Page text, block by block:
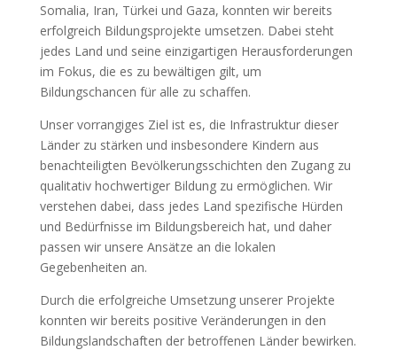
Somalia, Iran, Türkei und Gaza, konnten wir bereits
erfolgreich Bildungsprojekte umsetzen. Dabei steht
jedes Land und seine einzigartigen Herausforderungen
im Fokus, die es zu bewältigen gilt, um
Bildungschancen für alle zu schaffen.
Unser vorrangiges Ziel ist es, die Infrastruktur dieser
Länder zu stärken und insbesondere Kindern aus
benachteiligten Bevölkerungsschichten den Zugang zu
qualitativ hochwertiger Bildung zu ermöglichen. Wir
verstehen dabei, dass jedes Land spezifische Hürden
und Bedürfnisse im Bildungsbereich hat, und daher
passen wir unsere Ansätze an die lokalen
Gegebenheiten an.
Durch die erfolgreiche Umsetzung unserer Projekte
konnten wir bereits positive Veränderungen in den
Bildungslandschaften der betroffenen Länder bewirken.